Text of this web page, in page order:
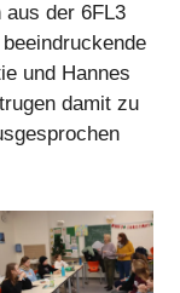
der 6FL3
und Hannes
damit zu